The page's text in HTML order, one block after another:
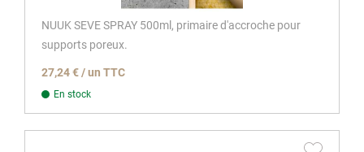
NUUK SEVE SPRAY 500ml, primaire d'accroche pour
supports poreux.
27,24 € / un TTC
En stock